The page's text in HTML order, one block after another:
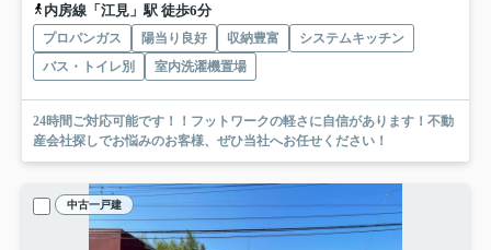
内房線「江見」駅 徒歩6分
プロパンガス 陽当り良好 収納豊富
システムキッチン
バス・トイレ別
室内洗濯機置場
24時間ご対応可能です！！フットワークの軽さに自信があります！不動
産会社探しでお悩みのお客様、ぜひ当社へお任せください！
中古一戸建